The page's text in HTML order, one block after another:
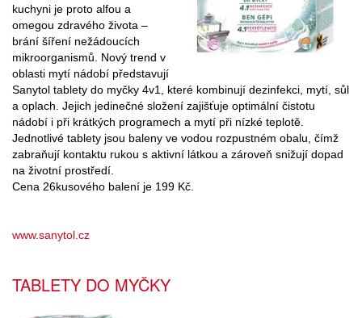
kuchyni je proto alfou a
omegou zdravého života –
brání šíření nežádoucích
mikroorganismů. Nový trend v
oblasti mytí nádobí představují
Sanytol tablety do myčky 4v1, které kombinují dezinfekci, mytí, sůl
a oplach. Jejich jedinečné složení zajišťuje optimální čistotu
nádobí i při krátkých programech a mytí při nízké teplotě.
Jednotlivé tablety jsou baleny ve vodou rozpustném obalu, čímž
zabraňují kontaktu rukou s aktivní látkou a zároveň snižují dopad
na životní prostředí.
Cena 26kusového balení je 199 Kč.
www.sanytol.cz
TABLETY DO MYČKY